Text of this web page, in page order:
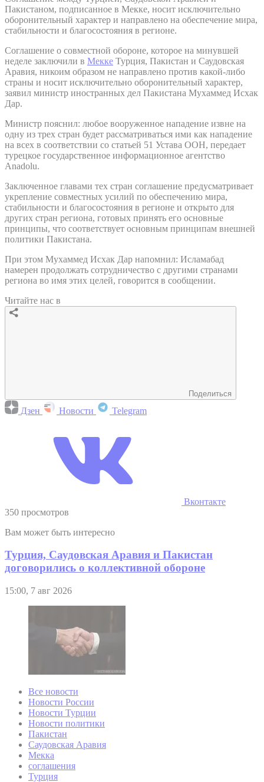
Пакистаном, подписанное в Мекке, носит исключительно
оборонительный характер и направлено на обеспечение мира,
стабильности и благосостояния в регионе.
Соглашение о совместной обороне, которое на минувшей
неделе заключили в Мекке Турция, Пакистан и Саудовская
Аравия, никоим образом не направлено против какой-либо
страны и носит исключительно оборонительный характер,
заявил министр иностранных дел Пакистана Мухаммед Исхак
Дар.
Министр пояснил: любое вооруженное нападение извне на
одну из трех стран будет рассматриваться ими как нападение
на всех в соответствии со статьей 51 Устава ООН, передает
турецкое государственное информационное агентство
Anadolu.
Заключенное главами тех стран соглашение предусматривает
укрепление совместных усилий по обеспечению мира,
стабильности и благосостояния в регионе и открыто для
других стран региона, готовых принять его основные
принципы, что соответствует основным принципам внешней
политики Пакистана.
При этом Мухаммед Исхак Дар напомнил: Исламабад
намерен продолжать сотрудничество с другими странами
региона во имя этих целей, говорится в сообщении.
Читайте нас в
Поделиться
Дзен Новости Telegram
Вконтакте
350 просмотров
Вам может быть интересно
Турция, Саудовская Аравия и Пакистан
договорились о коллективной обороне
15:00, 7 авг 2026
Все новости
Новости России
Новости Турции
Новости политики
Пакистан
Саудовская Аравия
Мекка
соглашения
Турция